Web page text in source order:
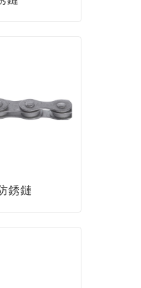
銹鏈